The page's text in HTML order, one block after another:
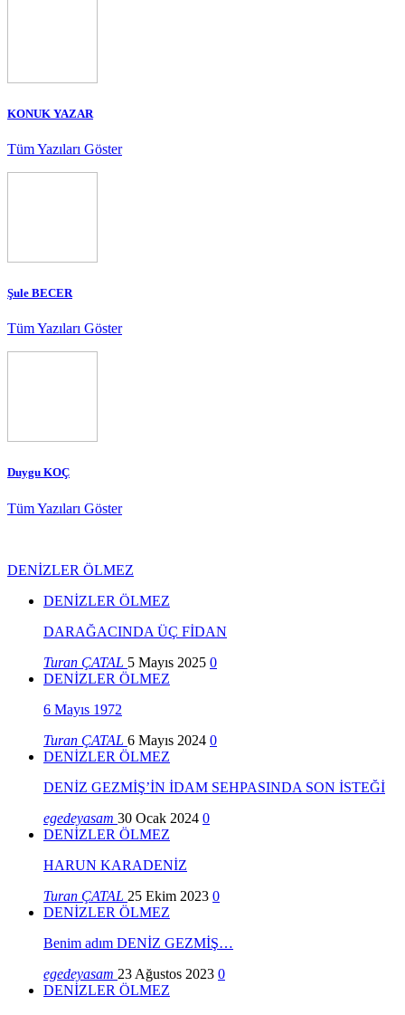
KONUK YAZAR
Tüm Yazıları Göster
Şule BECER
Tüm Yazıları Göster
Duygu KOÇ
Tüm Yazıları Göster
DENİZLER ÖLMEZ
DENİZLER ÖLMEZ
DARAĞACINDA ÜÇ FİDAN
Turan ÇATAL 5 Mayıs 2025 0
DENİZLER ÖLMEZ
6 Mayıs 1972
Turan ÇATAL 6 Mayıs 2024 0
DENİZLER ÖLMEZ
DENİZ GEZMİŞ’İN İDAM SEHPASINDA SON İSTEĞİ
egedeyasam 30 Ocak 2024 0
DENİZLER ÖLMEZ
HARUN KARADENİZ
Turan ÇATAL 25 Ekim 2023 0
DENİZLER ÖLMEZ
Benim adım DENİZ GEZMİŞ…
egedeyasam 23 Ağustos 2023 0
DENİZLER ÖLMEZ